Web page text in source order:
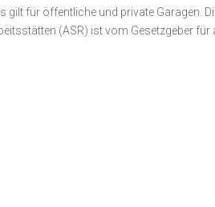
gilt für öffentliche und private Garagen.
(ASR) ist vom Gesetzgeber für